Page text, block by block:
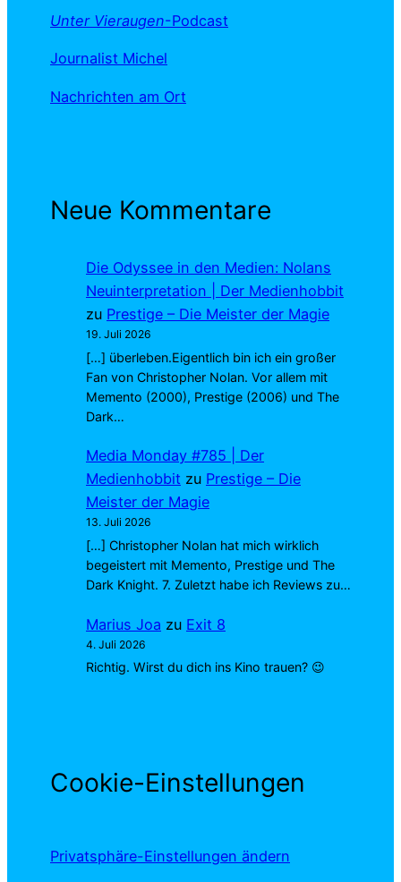
Unter Vieraugen-Podcast
Journalist Michel
Nachrichten am Ort
Neue Kommentare
Die Odyssee in den Medien: Nolans
Neuinterpretation | Der Medienhobbit
zu Prestige – Die Meister der Magie
19. Juli 2026
[…] überleben.Eigentlich bin ich ein großer
Fan von Christopher Nolan. Vor allem mit
Memento (2000), Prestige (2006) und The
Dark…
Media Monday #785 | Der
Medienhobbit zu Prestige – Die
Meister der Magie
13. Juli 2026
[…] Christopher Nolan hat mich wirklich
begeistert mit Memento, Prestige und The
Dark Knight. 7. Zuletzt habe ich Reviews zu…
Marius Joa zu Exit 8
4. Juli 2026
Richtig. Wirst du dich ins Kino trauen? 😉
Cookie-Einstellungen
Privatsphäre-Einstellungen ändern